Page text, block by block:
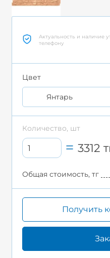
Актуальность и наличие
телефону
Цвет
Янтарь
Количество, шт
3312
Общая стоимость, тг
Получить